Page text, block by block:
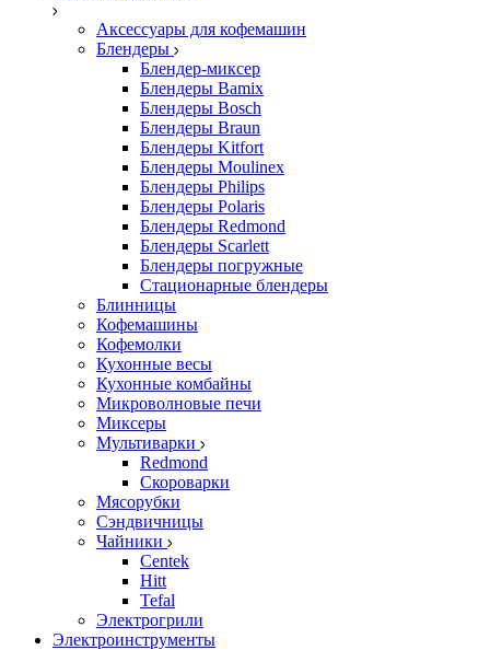
Аксессуары для кофемашин
Блендеры
Блендер-миксер
Блендеры Bamix
Блендеры Bosch
Блендеры Braun
Блендеры Kitfort
Блендеры Moulinex
Блендеры Philips
Блендеры Polaris
Блендеры Redmond
Блендеры Scarlett
Блендеры погружные
Стационарные блендеры
Блинницы
Кофемашины
Кофемолки
Кухонные весы
Кухонные комбайны
Микроволновые печи
Миксеры
Мультиварки
Redmond
Скороварки
Мясорубки
Сэндвичницы
Чайники
Centek
Hitt
Tefal
Электрогрили
Электроинструменты